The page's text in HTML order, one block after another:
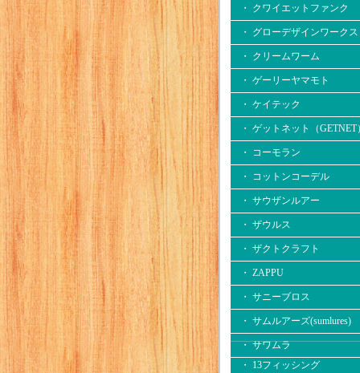
・ クワイエットファンク
・ グローデザインワークス
・ クリームワーム
・ ゲーリーヤマモト
・ ケイテック
・ ゲットネット（GETNET
・ コーモラン
・ コットンコーデル
・ サウザンルアー
・ ザウルス
・ ザクトクラフト
・ ZAPPU
・ サニーブロス
・ サムルアーズ(sumlures)
・ サワムラ
・ 13フィッシング